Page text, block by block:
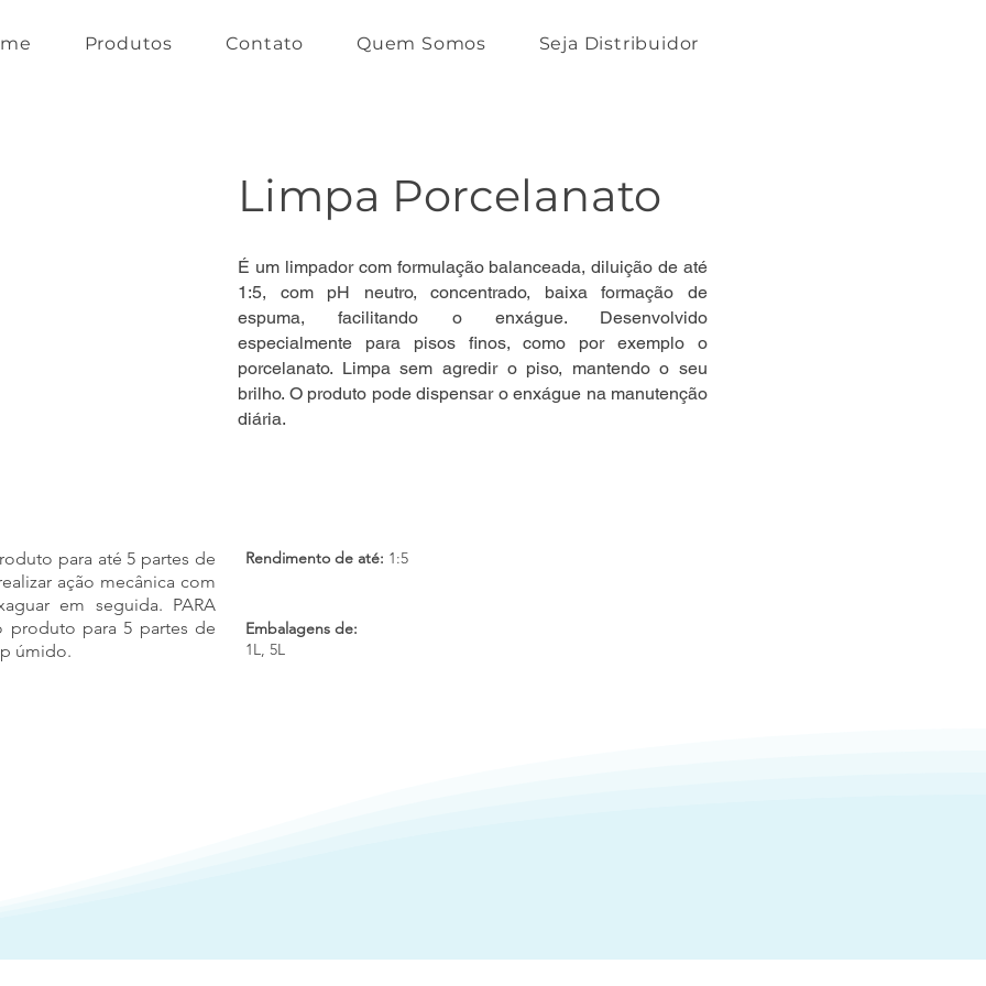
Produtos Contato Quem Somos Seja Distribuidor
Limpa Porcelanato
É um limpador com formulação balanceada, diluição de até
1:5, com pH neutro, concentrado, baixa formação de
espuma, facilitando o enxágue. Desenvolvido
especialmente para pisos finos, como por exemplo o
porcelanato. Limpa sem agredir o piso, mantendo o seu
brilho. O produto pode dispensar o enxágue na manutenção
diária.
para até 5 partes de
ação mecânica com
em seguida. PARA
produto para 5 partes de
úmido.
Embalagens de:
1L, 5L
Rendimento de até: 1:5